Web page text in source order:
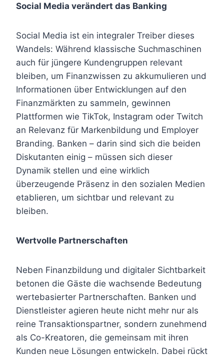
Social Media verändert das Banking
Social Media ist ein integraler Treiber dieses
Wandels: Während klassische Suchmaschinen
auch für jüngere Kundengruppen relevant
bleiben, um Finanzwissen zu akkumulieren und
Informationen über Entwicklungen auf den
Finanzmärkten zu sammeln, gewinnen
Plattformen wie TikTok, Instagram oder Twitch
an Relevanz für Markenbildung und Employer
Branding. Banken – darin sind sich die beiden
Diskutanten einig – müssen sich dieser
Dynamik stellen und eine wirklich
überzeugende Präsenz in den sozialen Medien
etablieren, um sichtbar und relevant zu
bleiben.
Wertvolle Partnerschaften
Neben Finanzbildung und digitaler Sichtbarkeit
betonen die Gäste die wachsende Bedeutung
wertebasierter Partnerschaften. Banken und
Dienstleister agieren heute nicht mehr nur als
reine Transaktionspartner, sondern zunehmend
als Co-Kreatoren, die gemeinsam mit ihren
Kunden neue Lösungen entwickeln. Dabei rückt